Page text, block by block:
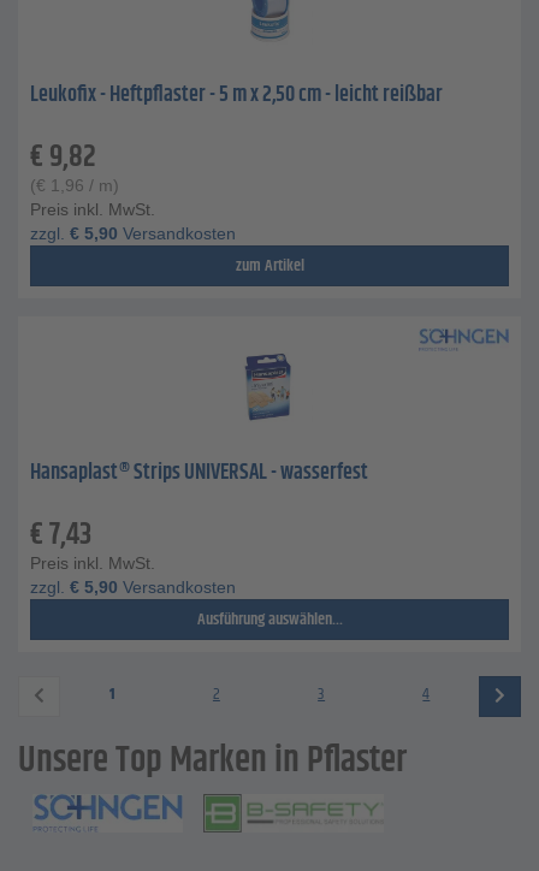
Leukofix - Heftpflaster - 5 m x 2,50 cm - leicht reißbar
€9,82
(€ 1,96 / m)
Preis inkl. MwSt.
zzgl. € 5,90 Versandkosten
zum Artikel
Hansaplast® Strips UNIVERSAL - wasserfest
€7,43
Preis inkl. MwSt.
zzgl. € 5,90 Versandkosten
Ausführung auswählen...
1 2 3 4
Unsere Top Marken in Pflaster